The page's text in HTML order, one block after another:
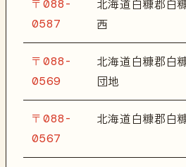
〒088-
0587
北海道白糠郡白
西
〒088-
0569
北海道白糠郡白
団地
〒088-
0567
北海道白糠郡白